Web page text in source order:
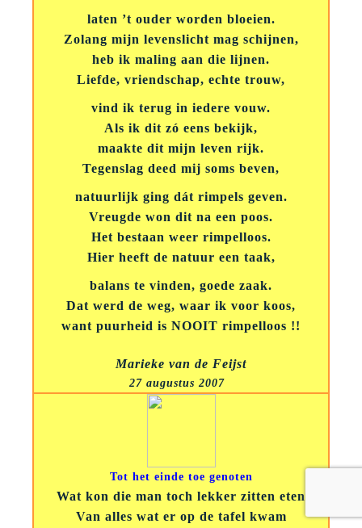
laten ’t ouder worden bloeien.
Zolang mijn levenslicht mag schijnen,
heb ik maling aan die lijnen.
Liefde, vriendschap, echte trouw,
vind ik terug in iedere vouw.
Als ik dit zó eens bekijk,
maakte dit mijn leven rijk.
Tegenslag deed mij soms beven,
natuurlijk ging dát rimpels geven.
Vreugde won dit na een poos.
Het bestaan weer rimpelloos.
Hier heeft de natuur een taak,
balans te vinden, goede zaak.
Dat werd de weg, waar ik voor koos,
want puurheid is NOOIT rimpelloos !!
Marieke van de Feijst
27 augustus 2007
Tot het einde toe genoten
Wat kon die man toch lekker zitten eten
Van alles wat er op de tafel kwam